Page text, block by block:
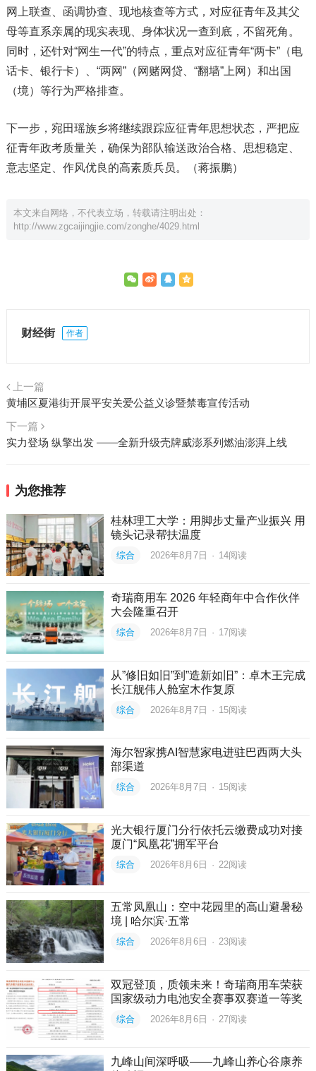
网上联查、函调协查、现地核查等方式，对应征青年及其父
母等直系亲属的现实表现、身体状况一查到底，不留死角。
同时，还针对“网生一代”的特点，重点对应征青年“两卡”（电
话卡、银行卡）、“两网”（网赌网贷、“翻墙”上网）和出国
（境）等行为严格排查。
下一步，宛田瑶族乡将继续跟踪应征青年思想状态，严把应
征青年政考质量关，确保为部队输送政治合格、思想稳定、
意志坚定、作风优良的高素质兵员。（蒋振鹏）
本文来自网络，不代表立场，转载请注明出处：
http://www.zgcaijingjie.com/zonghe/4029.html
财经街 作者
上一篇
黄埔区夏港街开展平安关爱公益义诊暨禁毒宣传活动
下一篇
实力登场 纵擎出发 ——全新升级壳牌威澎系列燃油澎湃上线
为您推荐
桂林理工大学：用脚步丈量产业振兴 用
镜头记录帮扶温度
综合 2026年8月7日 · 14阅读
奇瑞商用车 2026 年轻商年中合作伙伴
大会隆重召开
综合 2026年8月7日 · 17阅读
从”修旧如旧”到”造新如旧”：卓木王完成
长江舰伟人舱室木作复原
综合 2026年8月7日 · 15阅读
海尔智家携AI智慧家电进驻巴西两大头
部渠道
综合 2026年8月7日 · 15阅读
光大银行厦门分行依托云缴费成功对接
厦门“凤凰花”拥军平台
综合 2026年8月6日 · 22阅读
五常凤凰山：空中花园里的高山避暑秘
境 | 哈尔滨·五常
综合 2026年8月6日 · 23阅读
双冠登顶，质领未来！奇瑞商用车荣获
国家级动力电池安全赛事双赛道一等奖
综合 2026年8月6日 · 27阅读
九峰山间深呼吸——九峰山养心谷康养